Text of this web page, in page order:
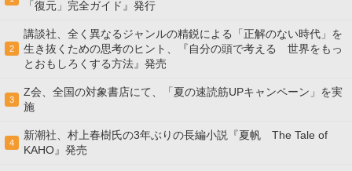
「復元」完全ガイド』発行
2
講談社、全く異なるジャンルの精鋭による「正解のない時代」を
生き抜くための思考のヒント、『自分の頭で考える 世界をもっ
とおもしろくする方法』発売
3
Z会、全国の対象書店にて、「夏の速読筋UPキャンペーン」を実
施
4
新潮社、村上春樹氏の3年ぶりの長編小説『夏帆 The Tale of
KAHO』発売